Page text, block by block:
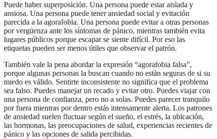
Puede haber superposición. Una persona puede estar aislada y
ansiosa. Una persona puede tener ansiedad social y evitación
parecida a la agorafobia. Una persona puede evitar a otras personas
por vergüenza ante los síntomas de pánico, mientras también evita
lugares públicos porque escapar se siente difícil. Por eso las
etiquetas pueden ser menos útiles que observar el patrón.
También vale la pena abordar la expresión “agorafobia falsa”,
porque algunas personas la buscan cuando no están seguras de si su
miedo es válido. Sentirte inconsistente no significa que el problema
sea falso. Puedes manejar un recado y evitar otro. Puedes viajar con
una persona de confianza, pero no a solas. Puedes parecer tranquilo
por fuera mientras por dentro estás intensamente alerta. Los patrones
de ansiedad suelen fluctuar según el sueño, el estrés, la ubicación,
las hormonas, las preocupaciones de salud, experiencias recientes de
pánico y las opciones de salida percibidas.